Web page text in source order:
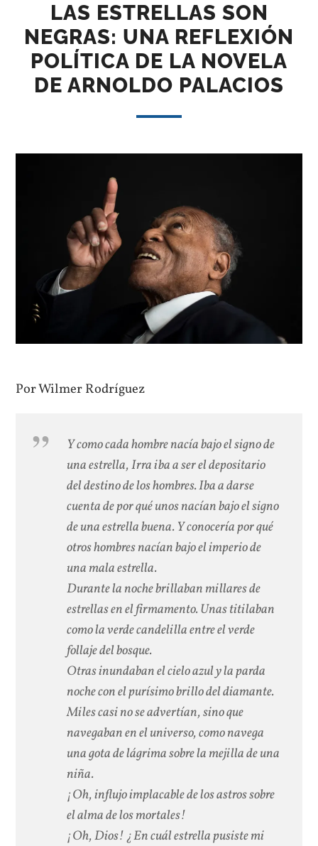
LAS ESTRELLAS SON
NEGRAS: UNA REFLEXIÓN
POLÍTICA DE LA NOVELA
DE ARNOLDO PALACIOS
Por Wilmer Rodríguez
Y como cada hombre nacía bajo el signo de
una estrella, Irra iba a ser el depositario
del destino de los hombres. Iba a darse
cuenta de por qué unos nacían bajo el signo
de una estrella buena. Y conocería por qué
otros hombres nacían bajo el imperio de
una malaestrella.
Durante la noche brillaban millares de
estrellas en el firmamento. Unas titilaban
como la verde candelilla entre el verde
follaje del bosque.
Otras inundaban el cielo azul y la parda
noche con el purísimo brillo del diamante.
Miles casi no se advertían, sino que
navegaban en el universo, como navega
una gota de lágrima sobre la mejilla de una
niña.
¡Oh, influjo implacable de los astros sobre
el alma de los mortales!
¡Oh, Dios! ¿En cuál estrella pusiste mi